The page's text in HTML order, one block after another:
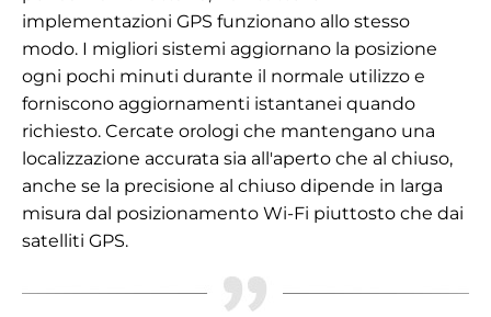
implementazioni GPS funzionano allo stesso
modo. I migliori sistemi aggiornano la posizione
ogni pochi minuti durante il normale utilizzo e
forniscono aggiornamenti istantanei quando
richiesto. Cercate orologi che mantengano una
localizzazione accurata sia all'aperto che al chiuso,
anche se la precisione al chiuso dipende in larga
misura dal posizionamento Wi-Fi piuttosto che dai
satelliti GPS.